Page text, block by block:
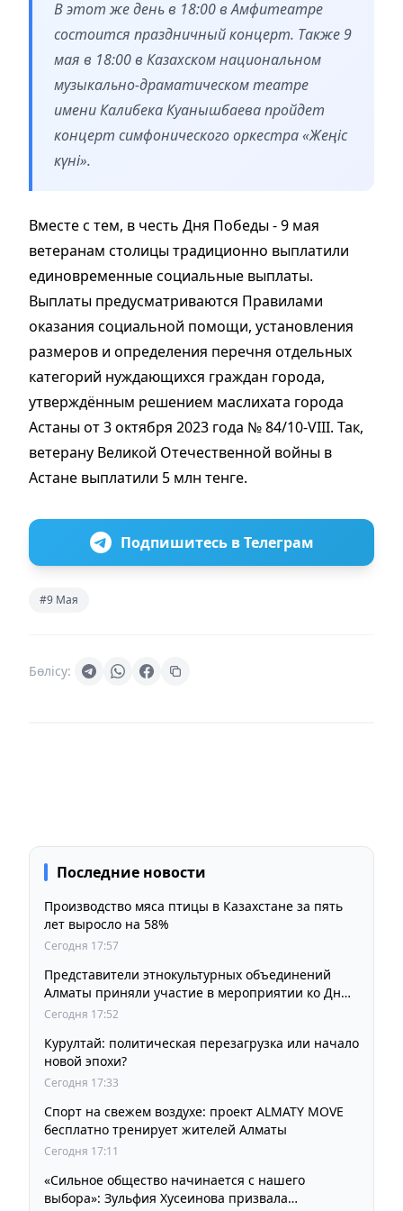
В этот же день в 18:00 в Амфитеатре
состоится праздничный концерт. Также 9
мая в 18:00 в Казахском национальном
музыкально-драматическом театре
имени Калибека Куанышбаева пройдет
концерт симфонического оркестра «Жеңіс
күні».
Вместе с тем, в честь Дня Победы - 9 мая
ветеранам столицы традиционно выплатили
единовременные социальные выплаты.
Выплаты предусматриваются Правилами
оказания социальной помощи, установления
размеров и определения перечня отдельных
категорий нуждающихся граждан города,
утверждённым решением маслихата города
Астаны от 3 октября 2023 года № 84/10-VIII. Так,
ветерану Великой Отечественной войны в
Астане выплатили 5 млн тенге.
Подпишитесь в Телеграм
#9 Мая
Бөлісу:
Последние новости
Производство мяса птицы в Казахстане за пять
лет выросло на 58%
Сегодня 17:57
Представители этнокультурных объединений
Алматы приняли участие в мероприятии ко Дню
Абая
Сегодня 17:52
Курултай: политическая перезагрузка или начало
новой эпохи?
Сегодня 17:33
Спорт на свежем воздухе: проект ALMATY MOVE
бесплатно тренирует жителей Алматы
Сегодня 17:11
«Сильное общество начинается с нашего
выбора»: Зульфия Хусеинова призвала